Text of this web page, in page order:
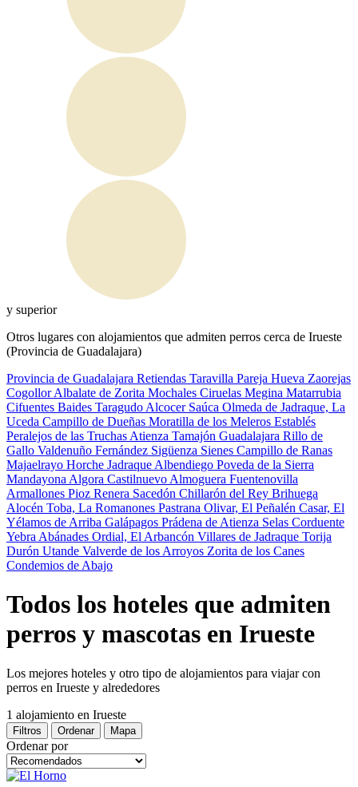
y superior
Otros lugares con alojamientos que admiten perros cerca de Irueste
(Provincia de Guadalajara)
Provincia de Guadalajara Retiendas Taravilla Pareja Hueva Zaorejas
CogollorAlbalate de Zorita Mochales Ciruelas Megina Matarrubia
Cifuentes Baides Taragudo Alcocer Saúca Olmeda de Jadraque, La
Uceda Campillo de Dueñas Moratilla de los Meleros Establés
Peralejos de las Truchas Atienza Tamajón Guadalajara Rillo de
Gallo Valdenuño Fernández Sigüenza Sienes Campillo de Ranas
Majaelrayo Horche Jadraque Albendiego Poveda de la Sierra
Mandayona Algora Castilnuevo Almoguera Fuentenovilla
Armallones Pioz Renera Sacedón Chillarón del Rey Brihuega
Alocén Toba, La Romanones Pastrana Olivar, El Peñalén Casar, El
Yélamos de Arriba Galápagos Prádena de Atienza Selas Corduente
Yebra Abánades Ordial, El Arbancón Villares de Jadraque Torija
Durón Utande Valverde de los Arroyos Zorita de los Canes
Condemios de Abajo
Todos los hoteles que admiten
perros y mascotas en Irueste
Los mejores hoteles y otro tipo de alojamientos para viajar con
perros en Irueste y alrededores
1 alojamiento en Irueste
Filtros Ordenar Mapa
Ordenar por